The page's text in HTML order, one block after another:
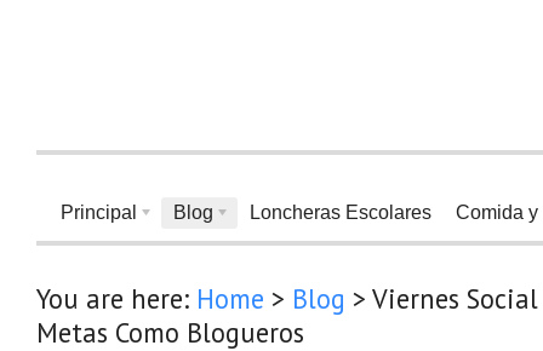
Principal Blog Loncheras Escolares Comida y
You are here: Home > Blog > Viernes
Metas Como Blogueros